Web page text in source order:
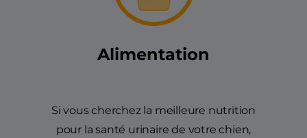
Alimentation
Si vous cherchez la meilleure nutrition
pour la santé urinaire de votre chien,